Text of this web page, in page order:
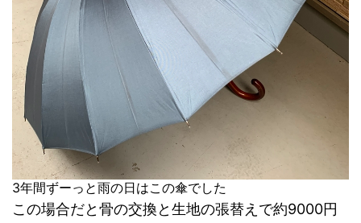
3年間ずーっと雨の日はこの傘でした
この場合だと骨の交換と生地の張替えで約9000円